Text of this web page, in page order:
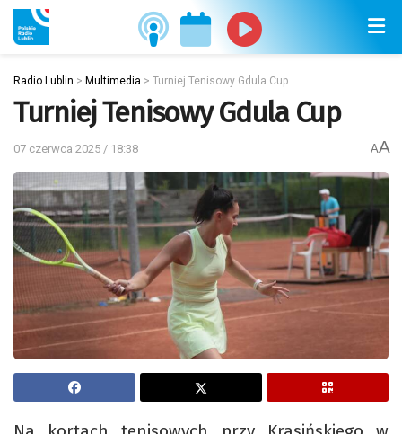
Radio Lublin > Multimedia > Turniej Tenisowy Gdula Cup
Turniej Tenisowy Gdula Cup
07 czerwca 2025 / 18:38 AA